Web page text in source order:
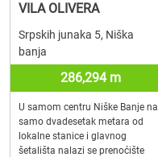
VILA OLIVERA
Srpskih junaka 5, Niška
banja
286,294 m
U samom centru Niške Banje na
samo dvadesetak metara od
lokalne stanice i glavnog
šetališta nalazi se prenoćište